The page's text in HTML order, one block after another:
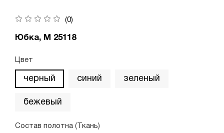
(0)
Юбка, М 25118
Цвет
черный синий зеленый
бежевый
Состав полотна (Ткань)